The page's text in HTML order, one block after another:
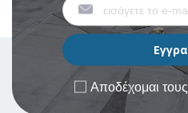
Αποδέχομαι τους